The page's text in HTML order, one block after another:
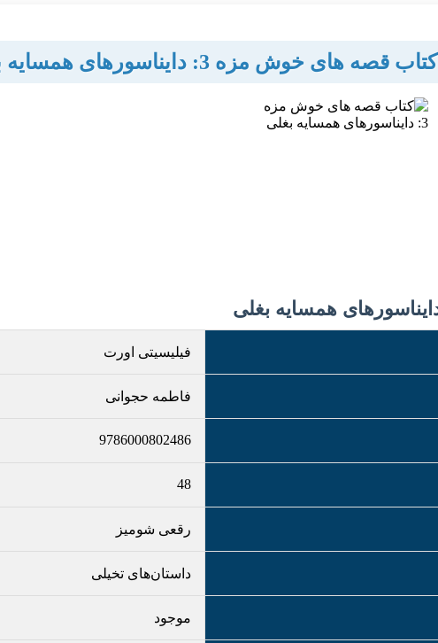
کتاب قصه های خوش مزه 3: دایناسورهای همسایه بغلی
فیلیسیتی اورت
فاطمه حجوانی
9786000802486
48
رقعی شومیز
داستان‌های تخیلی
موجود